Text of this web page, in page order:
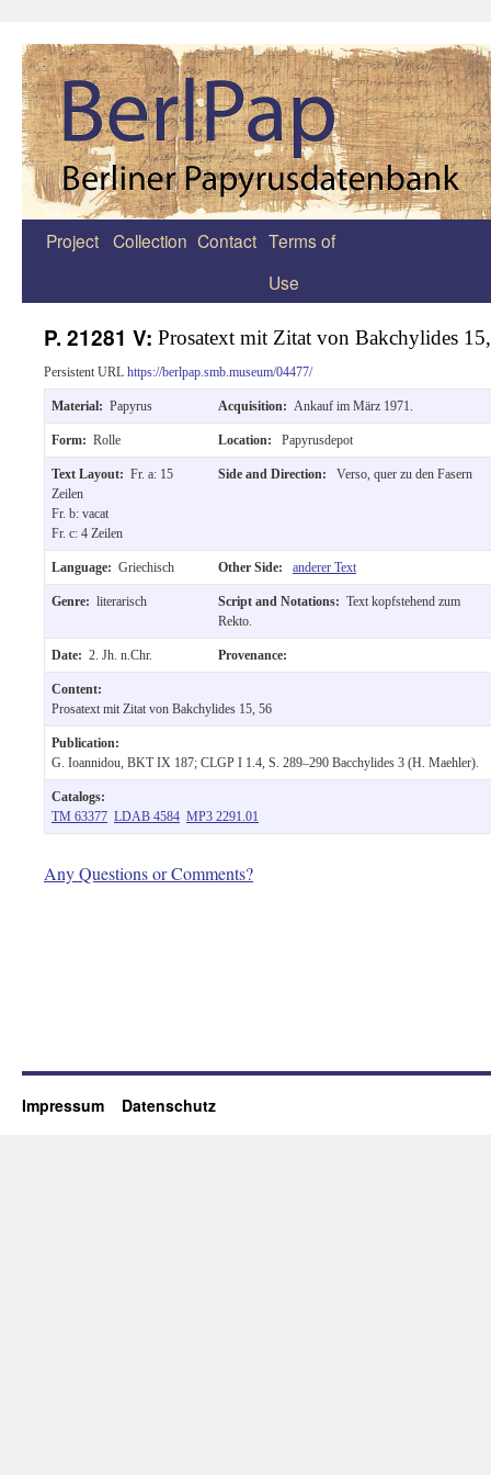
Zum
Project Collection Contact Terms of
Use
P. 21281 V: Prosatext mit Zitat von Bakchylides
Persistent URL https://berlpap.smb.museum/04477/
Material: Papyrus Acquisition: Ankauf im März 1971.
Form: Rolle Location: Papyrusdepot
Text Layout: Fr. a: 15
Zeilen
Fr. b: vacat
Fr. c: 4 Zeilen
Side and Direction: Verso, quer zu den Fasern
Language: Griechisch Other Side: anderer Text
Genre: literarisch Script and Notations: Text kopfstehend zum
Rekto.
Date: 2. Jh. n.Chr. Provenance:
Content:
Prosatext mit Zitat von Bakchylides 15, 56
Publication:
G. Ioannidou, BKT IX 187; CLGP I 1.4, S. 289–290 Bacchylides 3 (H. Maehler).
Catalogs:
TM 63377 LDAB 4584 MP3 2291.01
Any Questions or Comments?
Impressum Datenschutz